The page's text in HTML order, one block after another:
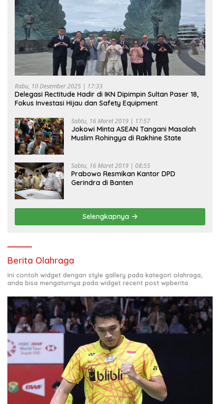
Rabu, 10 Desember 2025 | 17:33
Delegasi Rectitude Hadir di IKN Dipimpin Sultan Paser 18,
Fokus Investasi Hijau dan Safety Equipment
Sabtu, 16 Maret 2019 | 17:57
Jokowi Minta ASEAN Tangani Masalah
Muslim Rohingya di Rakhine State
Sabtu, 16 Maret 2019 | 08:55
Prabowo Resmikan Kantor DPD
Gerindra di Banten
Selengkapnya
Berita Olahraga
Ini contoh widget dengan style gallery pada kategori olahraga,
anda bisa mengaturnya pada widget recent post wpberita.